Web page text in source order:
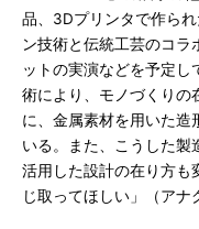
品、3Dプリンタで作ら
ン技術と伝統工芸のコラ
ットの実演などを予定
術により、モノづくりの
に、金属素材を用いた造
いる。また、こうした製
活用した設計の在り方も
じ取ってほしい」（アナ